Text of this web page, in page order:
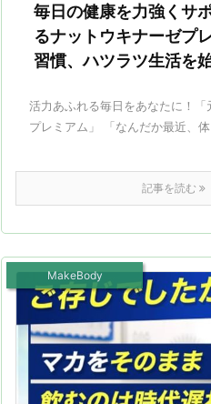
毎日の健康を力強くサ
るナットウキナーゼプ
習慣、ハツラツ生活を
活力あふれる毎日をあなたに！
プレミアム」 「なんだか最近、
記事を読む
MakeBody